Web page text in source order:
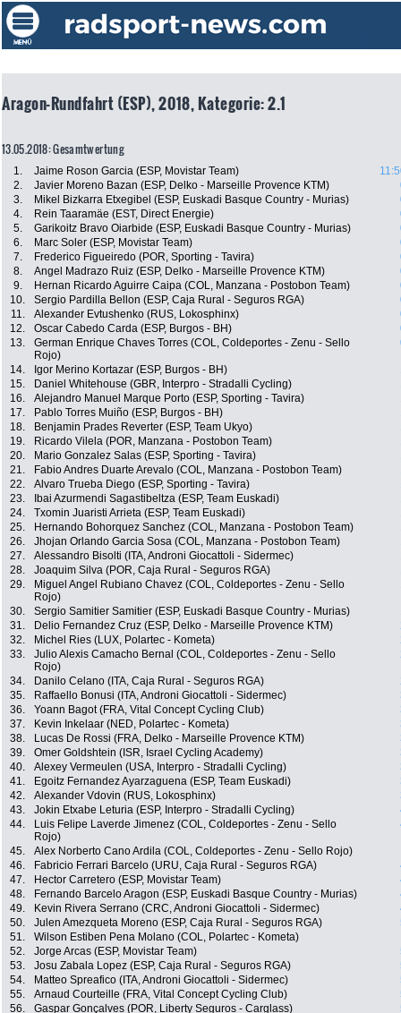
Aragon-Rundfahrt (ESP), 2018, Kategorie: 2.1
13.05.2018: Gesamtwertung
1. Jaime Roson Garcia (ESP, Movistar Team)
2.
Javier Moreno Bazan (ESP, Delko - Marseille Provence KTM)
3.
Mikel Bizkarra Etxegibel (ESP, Euskadi Basque Country - Murias)
4.
Rein Taaramäe (EST, Direct Energie)
5.
Garikoitz Bravo Oiarbide (ESP, Euskadi Basque Country - Murias)
6.
Marc Soler (ESP, Movistar Team)
7.
Frederico Figueiredo (POR, Sporting - Tavira)
8.
Angel Madrazo Ruiz (ESP, Delko - Marseille Provence KTM)
9.
Hernan Ricardo Aguirre Caipa (COL, Manzana - Postobon Team)
10.
Sergio Pardilla Bellon (ESP, Caja Rural - Seguros RGA)
11.
Alexander Evtushenko (RUS, Lokosphinx)
12.
Oscar Cabedo Carda (ESP, Burgos - BH)
13.
German Enrique Chaves Torres (COL, Coldeportes - Zenu - Sello
Rojo)
14. Igor Merino Kortazar (ESP, Burgos - BH)
15.
Daniel Whitehouse (GBR, Interpro - Stradalli Cycling)
16.
Alejandro Manuel Marque Porto (ESP, Sporting - Tavira)
17.
Pablo Torres Muiño (ESP, Burgos - BH)
18.
Benjamin Prades Reverter (ESP, Team Ukyo)
19.
Ricardo Vilela (POR, Manzana - Postobon Team)
20.
Mario Gonzalez Salas (ESP, Sporting - Tavira)
21.
Fabio Andres Duarte Arevalo (COL, Manzana - Postobon Team)
22.
Alvaro Trueba Diego (ESP, Sporting - Tavira)
23.
Ibai Azurmendi Sagastibeltza (ESP, Team Euskadi)
24.
Txomin Juaristi Arrieta (ESP, Team Euskadi)
25.
Hernando Bohorquez Sanchez (COL, Manzana - Postobon Team)
26.
Jhojan Orlando Garcia Sosa (COL, Manzana - Postobon Team)
27.
Alessandro Bisolti (ITA, Androni Giocattoli - Sidermec)
28.
Joaquim Silva (POR, Caja Rural - Seguros RGA)
29.
Miguel Angel Rubiano Chavez (COL, Coldeportes - Zenu - Sello
Rojo)
30. Sergio Samitier Samitier (ESP, Euskadi Basque Country - Murias)
31.
Delio Fernandez Cruz (ESP, Delko - Marseille Provence KTM)
32.
Michel Ries (LUX, Polartec - Kometa)
33.
Julio Alexis Camacho Bernal (COL, Coldeportes - Zenu - Sello
Rojo)
34. Danilo Celano (ITA, Caja Rural - Seguros RGA)
35.
Raffaello Bonusi (ITA, Androni Giocattoli - Sidermec)
36.
Yoann Bagot (FRA, Vital Concept Cycling Club)
37.
Kevin Inkelaar (NED, Polartec - Kometa)
38.
Lucas De Rossi (FRA, Delko - Marseille Provence KTM)
39.
Omer Goldshtein (ISR, Israel Cycling Academy)
40.
Alexey Vermeulen (USA, Interpro - Stradalli Cycling)
41.
Egoitz Fernandez Ayarzaguena (ESP, Team Euskadi)
42.
Alexander Vdovin (RUS, Lokosphinx)
43.
Jokin Etxabe Leturia (ESP, Interpro - Stradalli Cycling)
44.
Luis Felipe Laverde Jimenez (COL, Coldeportes - Zenu - Sello
Rojo)
45.
Alex Norberto Cano Ardila (COL, Coldeportes - Zenu - Sello Rojo)
46.
Fabricio Ferrari Barcelo (URU, Caja Rural - Seguros RGA)
47.
Hector Carretero (ESP, Movistar Team)
48.
Fernando Barcelo Aragon (ESP, Euskadi Basque Country - Murias)
49.
Kevin Rivera Serrano (CRC, Androni Giocattoli - Sidermec)
50.
Julen Amezqueta Moreno (ESP, Caja Rural - Seguros RGA)
51.
Wilson Estiben Pena Molano (COL, Polartec - Kometa)
52.
Jorge Arcas (ESP, Movistar Team)
53.
Josu Zabala Lopez (ESP, Caja Rural - Seguros RGA)
54.
Matteo Spreafico (ITA, Androni Giocattoli - Sidermec)
55.
Arnaud Courteille (FRA, Vital Concept Cycling Club)
56.
Gaspar Gonçalves (POR, Liberty Seguros - Carglass)